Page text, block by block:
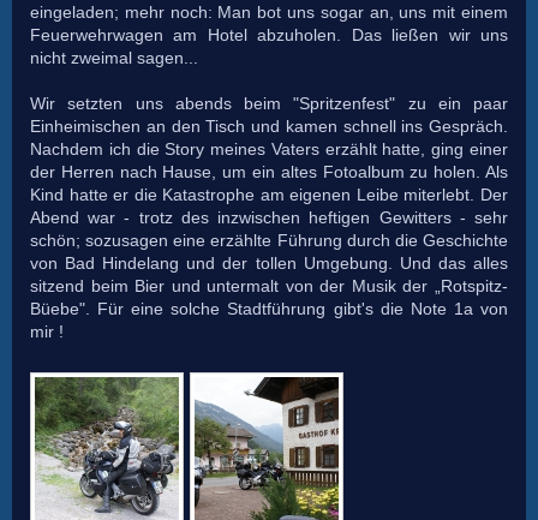
eingeladen; mehr noch: Man bot uns sogar an, uns mit einem
Feuerwehrwagen am Hotel abzuholen. Das ließen wir uns
nicht zweimal sagen...
Wir setzten uns abends beim "Spritzenfest" zu ein paar
Einheimischen an den Tisch und kamen schnell ins Gespräch.
Nachdem ich die Story meines Vaters erzählt hatte, ging einer
der Herren nach Hause, um ein altes Fotoalbum zu holen. Als
Kind hatte er die Katastrophe am eigenen Leibe miterlebt. Der
Abend war - trotz des inzwischen heftigen Gewitters - sehr
schön; sozusagen eine erzählte Führung durch die Geschichte
von Bad Hindelang und der tollen Umgebung. Und das alles
sitzend beim Bier und untermalt von der Musik der „Rotspitz-
Büebe". Für eine solche Stadtführung gibt's die Note 1a von
mir !